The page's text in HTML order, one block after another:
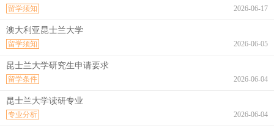
2026-06-17
留学须知
澳大利亚昆士兰大学
2026-06-05
留学须知
昆士兰大学研究生申请要求
2026-06-04
留学条件
昆士兰大学读研专业
2026-06-04
专业分析